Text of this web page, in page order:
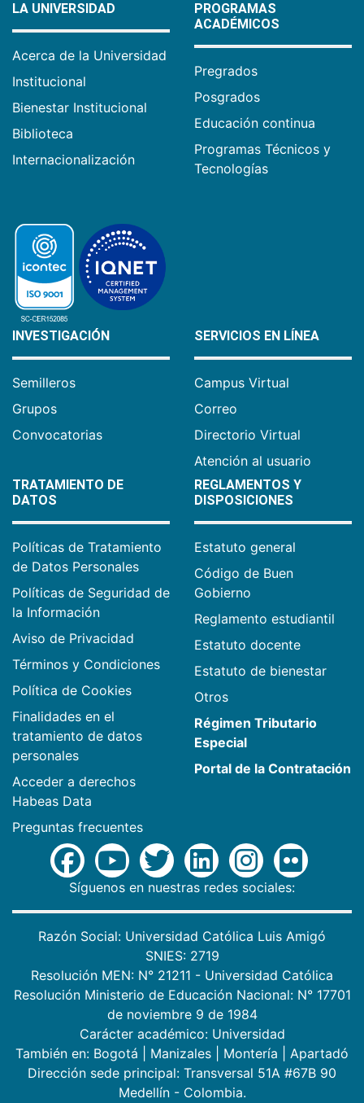
LA UNIVERSIDAD
Acerca de la Universidad
Institucional
Bienestar Institucional
Biblioteca
Internacionalización
PROGRAMAS
ACADÉMICOS
Pregrados
Posgrados
Educación continua
Programas Técnicos y
Tecnologías
INVESTIGACIÓN
Semilleros
Grupos
Convocatorias
SERVICIOS EN LÍNEA
Campus Virtual
Correo
Directorio Virtual
Atención al usuario
TRATAMIENTO DE
DATOS
Políticas de Tratamiento
de Datos Personales
Políticas de Seguridad de
la Información
Aviso de Privacidad
Términos y Condiciones
Política de Cookies
Finalidades en el
tratamiento de datos
personales
Acceder a derechos
Habeas Data
Preguntas frecuentes
REGLAMENTOS Y
DISPOSICIONES
Estatuto general
Código de Buen
Gobierno
Reglamento estudiantil
Estatuto docente
Estatuto de bienestar
Otros
Régimen Tributario
Especial
Portal de la Contratación
Síguenos en nuestras redes sociales:
Razón Social: Universidad Católica Luis Amigó
SNIES: 2719
Resolución MEN: N° 21211 - Universidad Católica
Resolución Ministerio de Educación Nacional: N° 17701
de noviembre 9 de 1984
Carácter académico: Universidad
También en: Bogotá Manizales Montería
Apartadó
Dirección sede principal: Transversal 51A #67B 90
Medellín - Colombia.